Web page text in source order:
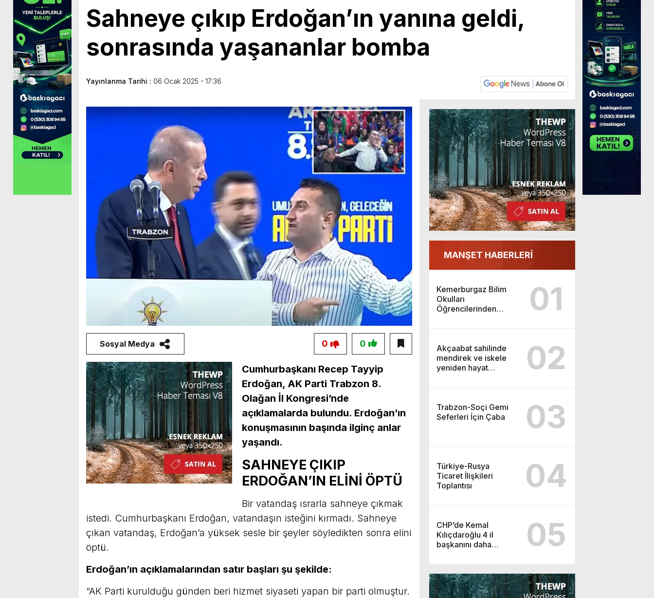
Sahneye çıkıp Erdoğan’ın yanına geldi,
sonrasında yaşananlar bomba
Yayınlanma Tarihi : 06 Ocak 2025 - 17:36
MANŞET HABERLERİ
Kemerburgaz Bilim
Okulları
Öğrencilerinden
01
Akçaabat sahilinde
mendirek ve iskele
yeniden hayat
02
Trabzon-Soçi Gemi
Seferleri İçin Çaba
03
Türkiye-Rusya
Ticaret İlişkileri
Toplantısı
04
CHP’de Kemal
Kılıçdaroğlu 4 il
başkanını daha
05
Sosyal Medya 0
0
Cumhurbaşkanı Recep Tayyip
Erdoğan, AK Parti Trabzon 8.
Olağan İl Kongresi’nde
açıklamalarda bulundu. Erdoğan’ın
konuşmasının başında ilginç anlar
yaşandı.
SAHNEYE ÇIKIP
ERDOĞAN’IN ELİNİ ÖPTÜ
Bir vatandaş ısrarla sahneye çıkmak
istedi. Cumhurbaşkanı Erdoğan, vatandaşın isteğini kırmadı. Sahneye
çıkan vatandaş, Erdoğan’a yüksek sesle bir şeyler söyledikten sonra elini
öptü.
Erdoğan’ın açıklamalarından satır başları şu şekilde:
“AK Parti kurulduğu günden beri hizmet siyaseti yapan bir parti olmuştur.